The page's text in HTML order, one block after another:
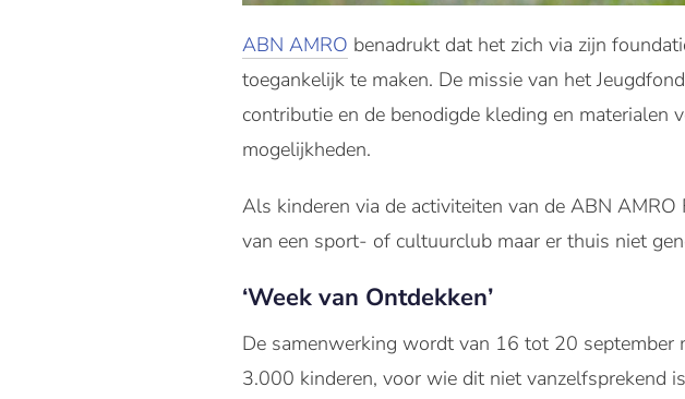
ABN AMRO benadrukt dat het zich via zijn
toegankelijk te maken. De missie van het
contributie en de benodigde kleding en materialen
mogelijkheden.
Als kinderen via de activiteiten van de ABN
van een sport- of cultuurclub maar er thuis niet
‘Week van Ontdekken’
De samenwerking wordt van 16 tot 20 september
3.000 kinderen, voor wie dit niet vanzelfsprekend